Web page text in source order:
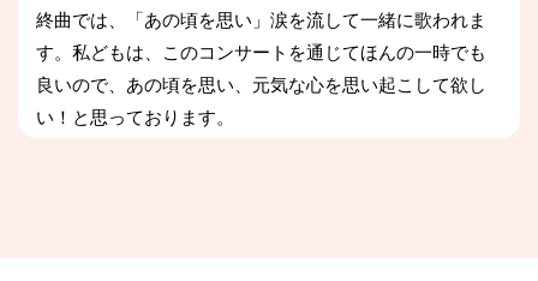
人生の先輩方は、この社会で十分にご活躍されてきまし
た。その生き様と社会で活躍され「今日」を我々に与え
終曲では、「あの頃を思い」涙を流して一緒に歌われま
す。私どもは、このコンサートを通じてほんの一時でも
良いので、あの頃を思い、元気な心を思い起こして欲し
い！と思っております。